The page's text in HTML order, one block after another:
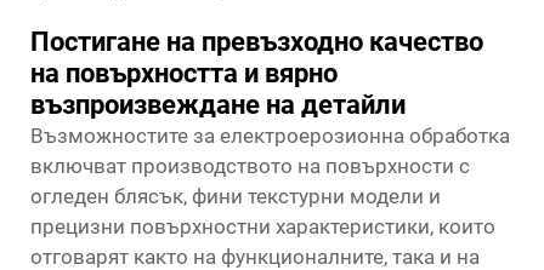
Постигане на превъзходно качество
на повърхността и вярно
възпроизвеждане на детайли
Възможностите за електроерозионна обработка
включват производството на повърхности с
огледен блясък, фини текстурни модели и
прецизни повърхностни характеристики, които
отговарят както на функционалните, така и на